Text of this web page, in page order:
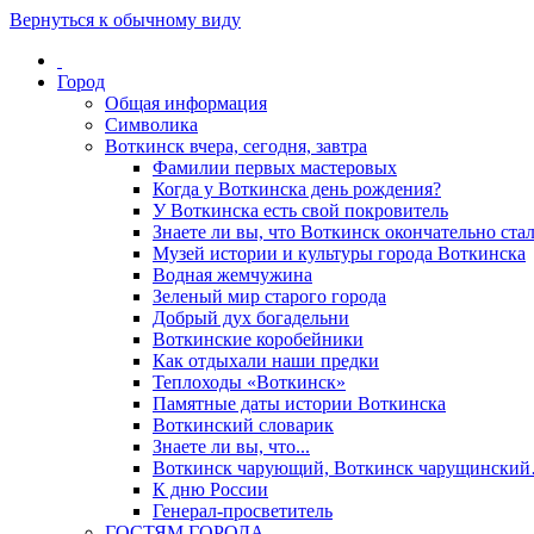
Вернуться к обычному виду
Город
Общая информация
Символика
Воткинск вчера, сегодня, завтра
Фамилии первых мастеровых
Когда у Воткинска день рождения?
У Воткинска есть свой покровитель
Знаете ли вы, что Воткинск окончательно
Музей истории и культуры города Воткинска
Водная жемчужина
Зеленый мир старого города
Добрый дух богадельни
Воткинские коробейники
Как отдыхали наши предки
Теплоходы «Воткинск»
Памятные даты истории Воткинска
Воткинский словарик
Знаете ли вы, что...
Воткинск чарующий, Воткинск
К дню России
Генерал-просветитель